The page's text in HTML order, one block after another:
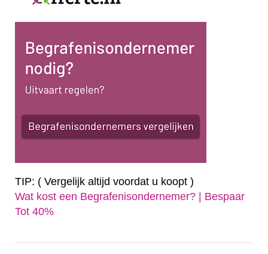
TIP: ( Vergelijk altijd voordat u koopt )
Wat kost een Begrafenisondernemer? | Bespaar
Tot 40%‎